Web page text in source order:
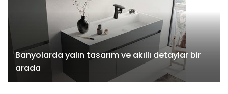
Banyolarda yalın tasarım ve akıllı detaylar bir
arada